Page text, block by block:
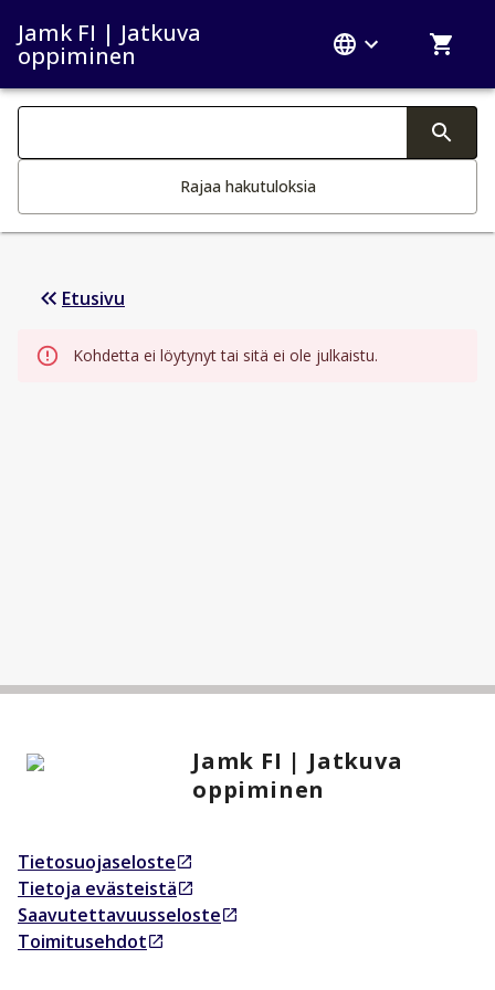
Jamk FI | Jatkuva
oppiminen
Haku kategoriat
Rajaa hakutuloksia
Etusivu
Kohdetta ei löytynyt tai sitä ei ole julkaistu.
Jamk FI | Jatkuva
oppiminen
Tietosuojaseloste
Avautuu uudessa välilehdessä
Tietoja evästeistä
Avautuu uudessa välilehdessä
Saavutettavuusseloste
Avautuu uudessa välilehdessä
Toimitusehdot
Avautuu uudessa välilehdessä